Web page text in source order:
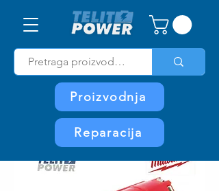
Proizvodnja
Reparacija